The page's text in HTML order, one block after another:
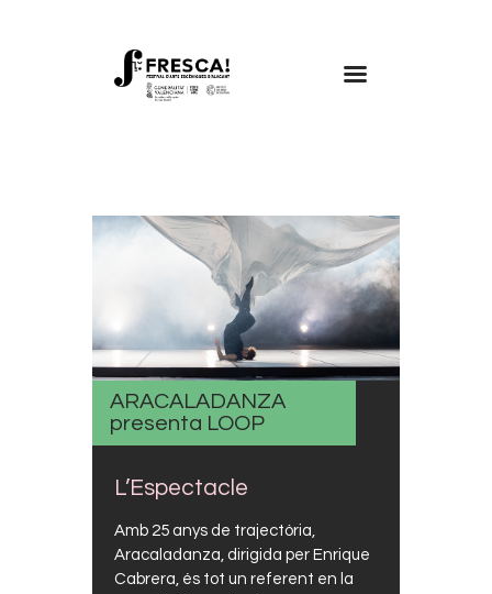
Contacte
ARACALADANZA
presenta LOOP
L’Espectacle
Amb 25 anys de trajectòria,
Aracaladanza, dirigida per Enrique
Cabrera, és tot un referent en la